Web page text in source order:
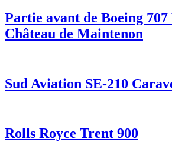
Partie avant de Boeing
Château de Maintenon
Sud Aviation SE-210
Rolls Royce Trent 900